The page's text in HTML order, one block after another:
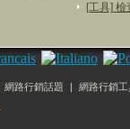
[工具]
網路行銷話題 |
網路行銷工